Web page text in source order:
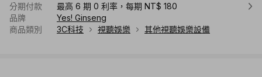
分期付款
最高 6 期 0 利率，每期 NT$ 180
品牌
Yes! Ginseng
商品類別
3C科技 視聽娛樂 其他視聽娛樂設備